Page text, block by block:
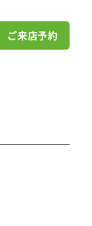
ご来店予約